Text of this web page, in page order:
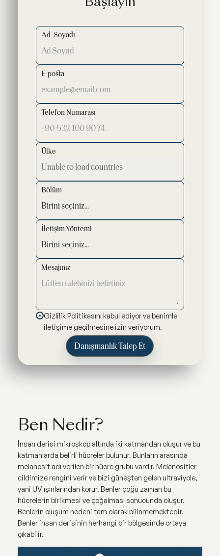
Başlayın
Ad Soyadı
E-posta
Telefon Numarası
Ülke
Bölüm
İletişim Yöntemi
Mesajınız
Gizlilik Politikasını kabul ediyor ve benimle
iletişime geçilmesine izin veriyorum.
Ben Nedir?
İnsan derisi mikroskop altında iki katmandan oluşur ve bu
katmanlarda belirli hücreler bulunur. Bunların arasında
melanosit adı verilen bir hücre grubu vardır. Melanositler
cildimize rengini verir ve bizi güneşten gelen ultraviyole,
yani UV ışınlarından korur. Benler çoğu zaman bu
hücrelerin birikmesi ve çoğalması sonucunda oluşur.
Benlerin oluşum nedeni tam olarak bilinmemektedir.
Benler insan derisinin herhangi bir bölgesinde ortaya
çıkabilir.